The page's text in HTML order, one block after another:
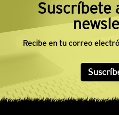
Suscríbete
Recibe en tu correo